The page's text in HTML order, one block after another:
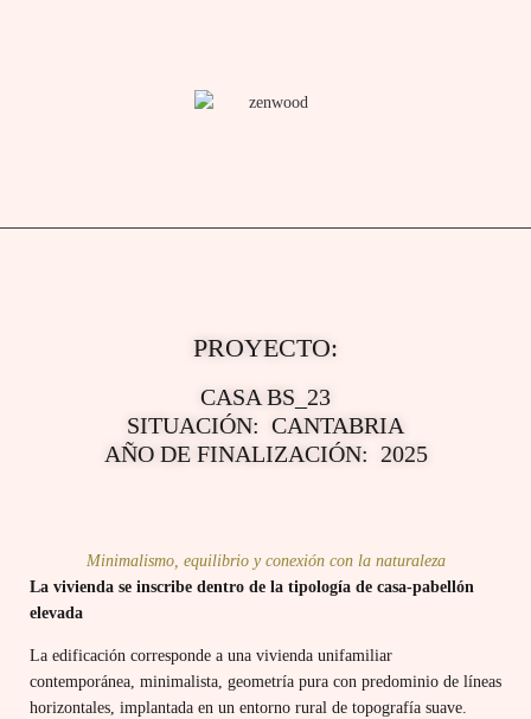
PROYECTO:
CASA BS_23
SITUACIÓN: CANTABRIA
AÑO DE FINALIZACIÓN: 2025
Minimalismo, equilibrio y conexión con la naturaleza
La vivienda se inscribe dentro de la tipología de casa-pabellón
elevada
La edificación corresponde a una vivienda unifamiliar
contemporánea, minimalista, geometría pura con predominio de líneas
horizontales, implantada en un entorno rural de topografía suave.